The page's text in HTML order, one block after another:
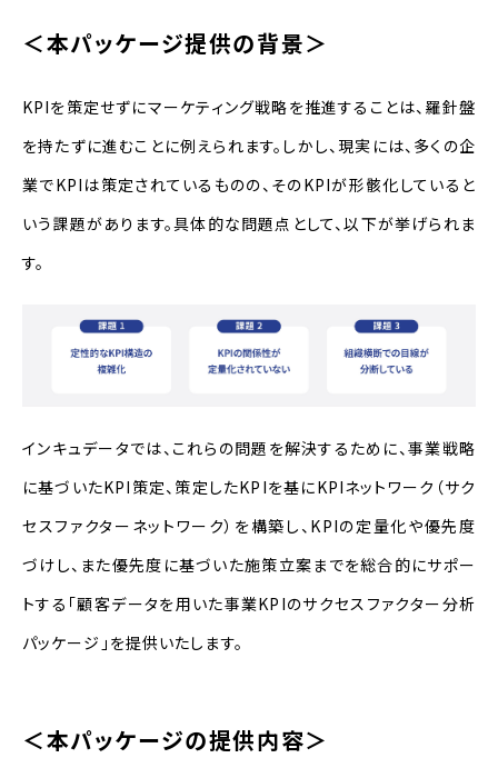
＜本パッケージ提供の背景＞
KPIを策定せずにマーケティング戦略を推進することは、羅針盤
を持たずに進むことに例えられます。しかし、現実には、多くの企
業でKPI は策定されているものの、そのKPIが形骸化していると
いう課題があります。具体的な問題点として、以下が挙げられま
す。
インキュデータでは、これらの問題を解決するために、事業戦略
に基づいたKPI 策定、策定したKPIを基にKPIネットワーク（サク
セスファクターネットワーク）を構築し、 KPIの定量化や優先度
づけし、また優先度に基づいた施策立案までを総合的にサポー
トする「顧客データを用いた事業KPIのサクセスファクター分析
パッケージ 」を提供いたします。
＜本パッケージの提供内容＞